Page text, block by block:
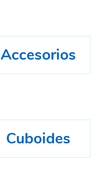
Accesorios
Cuboides